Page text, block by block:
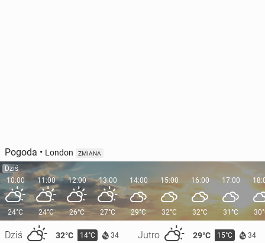
Pogoda • London ZMIANA
Dziś
10:00
24°C
Dziś 32°C 14°C 34 Jutro 29°C 15°C 34
11:00
24°C
12:00
26°C
13:00
27°C
14:00
29°C
15:00
32°C
16:00
32°C
17:00
31°C